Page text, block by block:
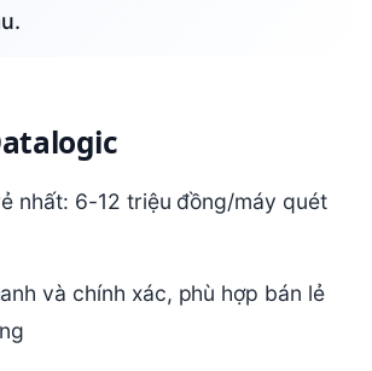
nhất: 6-12 triệu đồng/máy quét
và chính xác, phù hợp bán lẻ